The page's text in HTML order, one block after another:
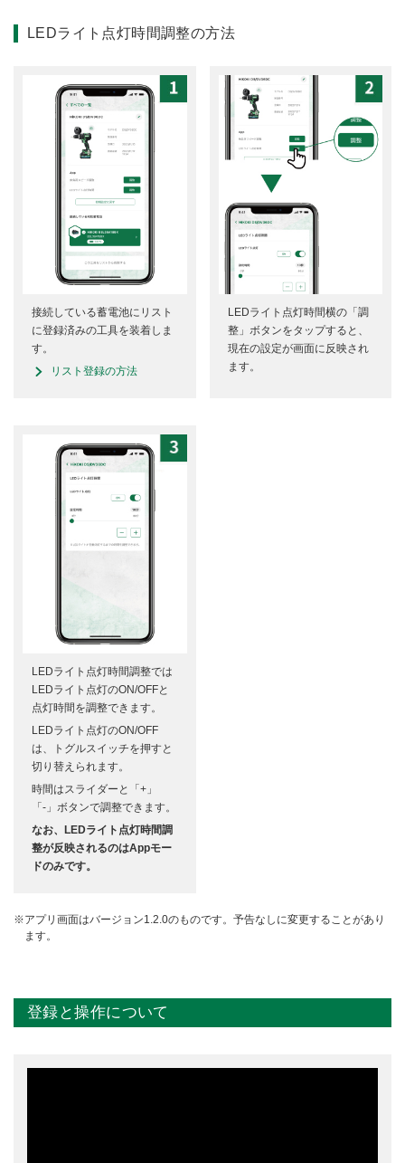
LEDライト点灯時間調整の方法
接続している蓄電池にリスト
に登録済みの工具を装着しま
す。
リスト登録の方法
LEDライト点灯時間横の「調
整」ボタンをタップすると、
現在の設定が画面に反映され
ます。
LEDライト点灯時間調整では
LEDライト点灯のON/OFFと
点灯時間を調整できます。
LEDライト点灯のON/OFF
は、トグルスイッチを押すと
切り替えられます。
時間はスライダーと「+」
「-」ボタンで調整できます。
なお、LEDライト点灯時間調
整が反映されるのはAppモー
ドのみです。
アプリ画面はバージョン1.2.0のものです。予告なしに変更することがあり
ます。
登録と操作について